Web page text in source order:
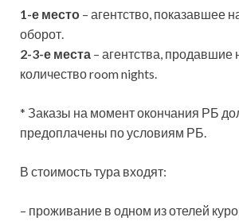
1-е место – агентство, показавшее
оборот.
2-3-е места – агентства,
количество room nights.
* Заказы на момент окончания РБ
предоплачены по условиям РБ.
В стоимость тура входят:
– проживание в одном из отелей